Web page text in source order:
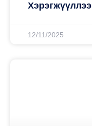
Хэрэгжүүллээ
12/11/2025